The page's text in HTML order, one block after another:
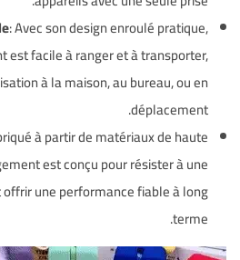
: Avec son design enroulé pratique,
est facile à ranger et à transporter,
à la maison, au bureau, ou en
déplacement.
à partir de matériaux de haute
est conçu pour résister à une
une performance fiable à long
terme.